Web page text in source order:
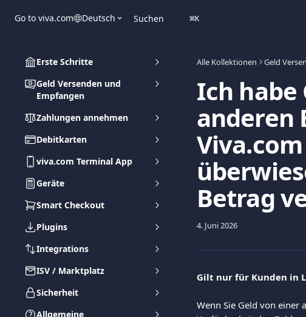
Go to viva.com Deutsch Suchen ⌘K
Erste Schritte
Geld Versenden und
Empfangen
Zahlungen annehmen
Debitkarten
viva.com Terminal App
Geräte
Smart Checkout
Plugins
Integrations
ISV / Marktplatz
Sicherheit
Allgemeine
Alle Kollektionen Geld
Ich habe
anderen
Betrag
4. Juni 2026
Gilt nur für Kunden in
Wenn Sie Geld von einer